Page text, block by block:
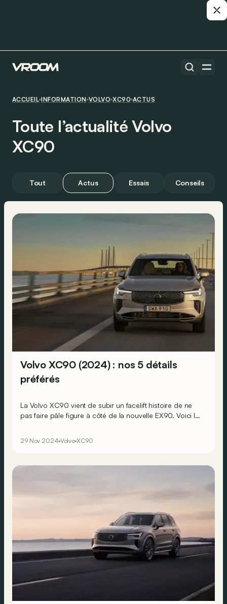
ACCUEIL INFORMATION VOLVO XC90 ACTUS
Toute l’actualité Volvo
XC90
Tout Actus Essais Conseils
Volvo XC90 (2024) : nos 5 détails
préférés
La Volvo XC90 vient de subir un facelift histoire de ne
pas faire pâle figure à côté de la nouvelle EX90. Voici les
29 Nov 2024 Volvo XC90